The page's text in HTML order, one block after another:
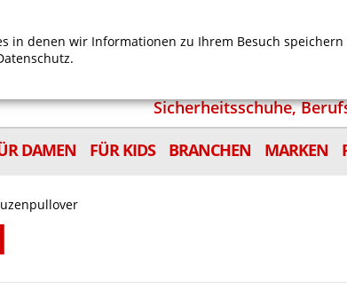
Sicherheitsschuhe,
DAMEN FÜR KIDS BRANCHEN MARKEN
in denen wir Informationen zu Ihrem Besuch speichern